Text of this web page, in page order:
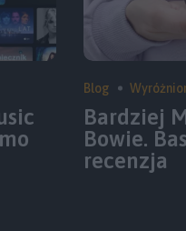
Blog
Bardziej
Bowie.
recenzja